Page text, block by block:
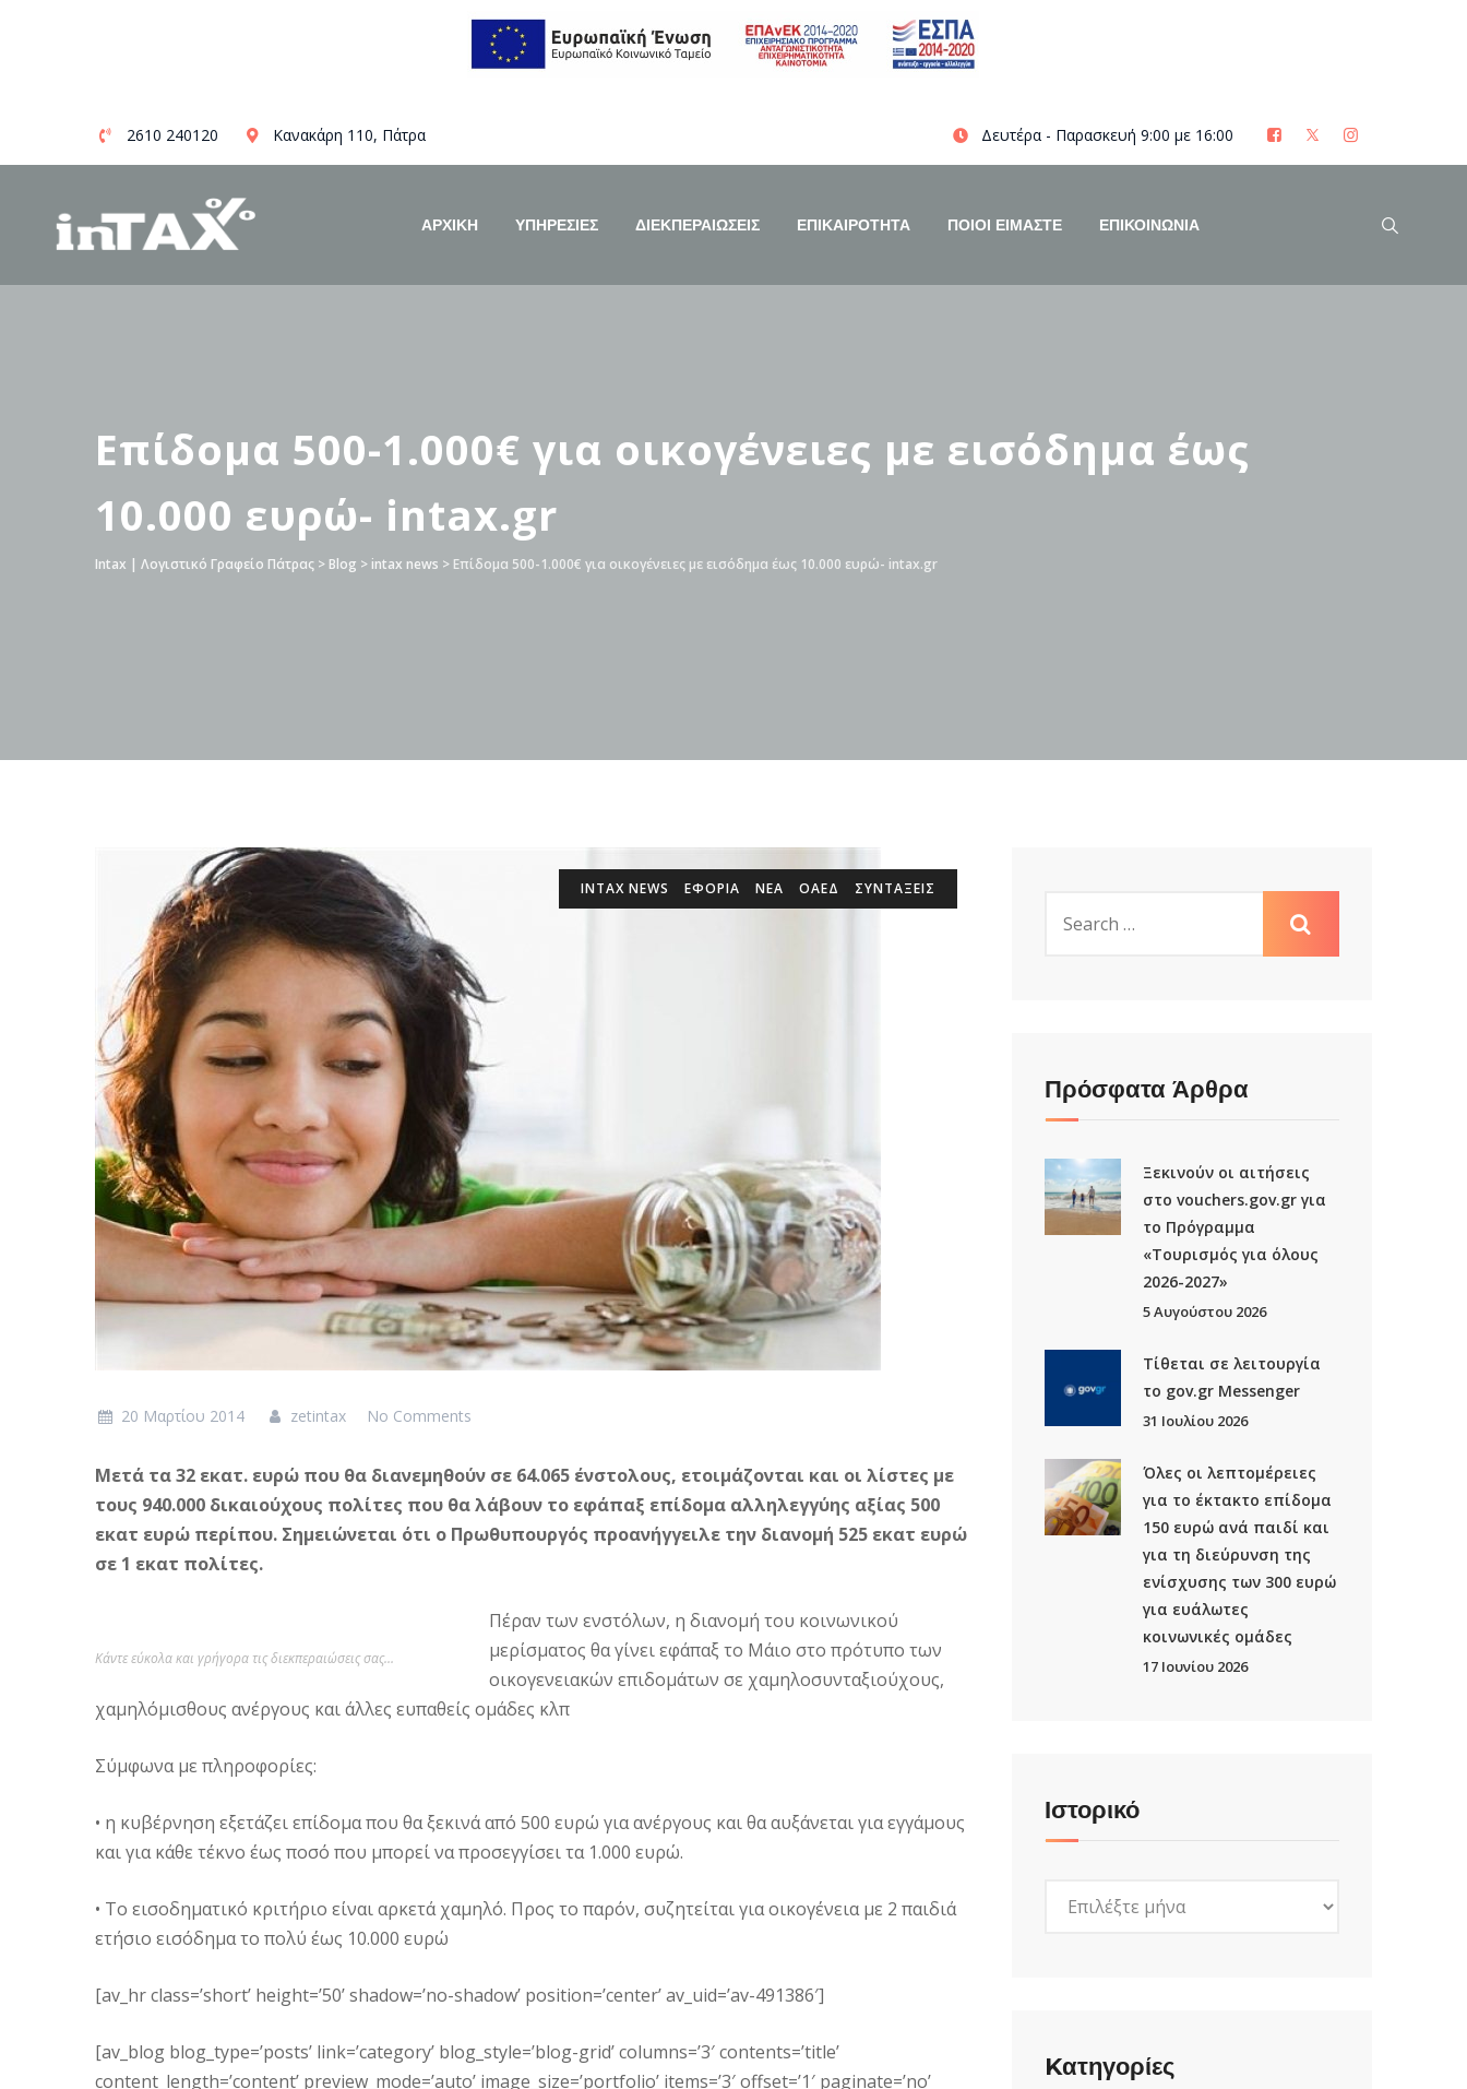
content
2610 240120 Κανακάρη 110, Πάτρα Δευτέρα - Παρασκευή 9:00 με 16:00
ΑΡΧΙΚΗ ΥΠΗΡΕΣΙΕΣ ΔΙΕΚΠΕΡΑΙΩΣΕΙΣ ΕΠΙΚΑΙΡΟΤΗΤΑ ΠΟΙΟΊ ΕΊΜΑΣΤΕ ΕΠΙΚΟΙΝΩΝΙΑ
Επίδομα 500-1.000€ για οικογένειες με εισόδημα έως
10.000 ευρώ- intax.gr
Intax | Λογιστικό Γραφείο Πάτρας > Blog > intax news > Επίδομα 500-1.000€ για οικογένειες με εισόδημα έως 10.000 ευρώ- intax.gr
INTAX NEWS ΕΦΟΡΙΑ ΝΕΑ ΟΑΕΔ ΣΥΝΤΑΞΕΙΣ
20 Μαρτίου 2014 zetintax No Comments
Μετά τα 32 εκατ. ευρώ που θα διανεμηθούν σε 64.065 ένστολους, ετοιμάζονται και οι λίστες με
τους 940.000 δικαιούχους πολίτες που θα λάβουν το εφάπαξ επίδομα αλληλεγγύης αξίας 500
εκατ ευρώ περίπου. Σημειώνεται ότι ο Πρωθυπουργός προανήγγειλε την διανομή 525 εκατ ευρώ
σε 1 εκατ πολίτες.
Κάντε εύκολα και γρήγορα τις διεκπεραιώσεις σας…
Πέραν των ενστόλων, η διανομή του κοινωνικού
μερίσματος θα γίνει εφάπαξ το Μάιο στο πρότυπο των
οικογενειακών επιδομάτων σε χαμηλοσυνταξιούχους,
χαμηλόμισθους ανέργους και άλλες ευπαθείς ομάδες κλπ
Σύμφωνα με πληροφορίες:
• η κυβέρνηση εξετάζει επίδομα που θα ξεκινά από 500 ευρώ για ανέργους και θα αυξάνεται για εγγάμους
και για κάθε τέκνο έως ποσό που μπορεί να προσεγγίσει τα 1.000 ευρώ.
• Το εισοδηματικό κριτήριο είναι αρκετά χαμηλό. Προς το παρόν, συζητείται για οικογένεια με 2 παιδιά
ετήσιο εισόδημα το πολύ έως 10.000 ευρώ
[av_hr class=’short’ height=’50’ shadow=’no-shadow’ position=’center’ av_uid=’av-491386′]
[av_blog blog_type=’posts’ link=’category’ blog_style=’blog-grid’ columns=’3′ contents=’title’
content_length=’content’ preview_mode=’auto’ image_size=’portfolio’ items=’3′ offset=’1′ paginate=’no’
Πρόσφατα Άρθρα
Ξεκινούν οι αιτήσεις
στο vouchers.gov.gr για
το Πρόγραμμα
«Τουρισμός για όλους
2026-2027»
5 Αυγούστου 2026
Τίθεται σε λειτουργία
το gov.gr Μessenger
31 Ιουλίου 2026
Όλες οι λεπτομέρειες
για το έκτακτο επίδομα
150 ευρώ ανά παιδί και
για τη διεύρυνση της
ενίσχυσης των 300 ευρώ
για ευάλωτες
κοινωνικές ομάδες
17 Ιουνίου 2026
Ιστορικό
Kατηγορίες